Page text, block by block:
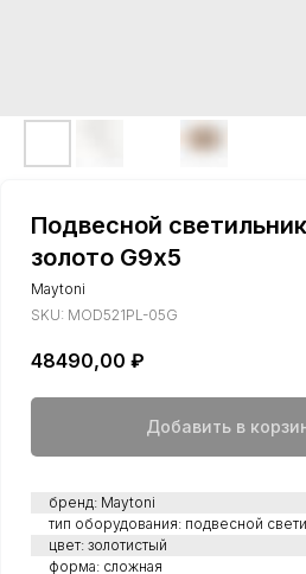
Подвесной
золото G9х5
Maytoni
SKU: MOD521PL-05G
48490,00 ₽
Добавить в
бренд: Maytoni
тип оборудования: подвесной
цвет: золотистый
форма: сложная